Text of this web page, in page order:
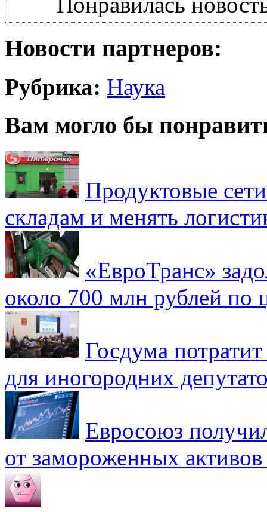
Новости партнеров:
Рубрика: Наука
Вам могло бы
Продуктовые
складам и менять
«ЕвроТранс»
около 700 млн рублей
Госдума
для иногородних
Евросоюз
от замороженных